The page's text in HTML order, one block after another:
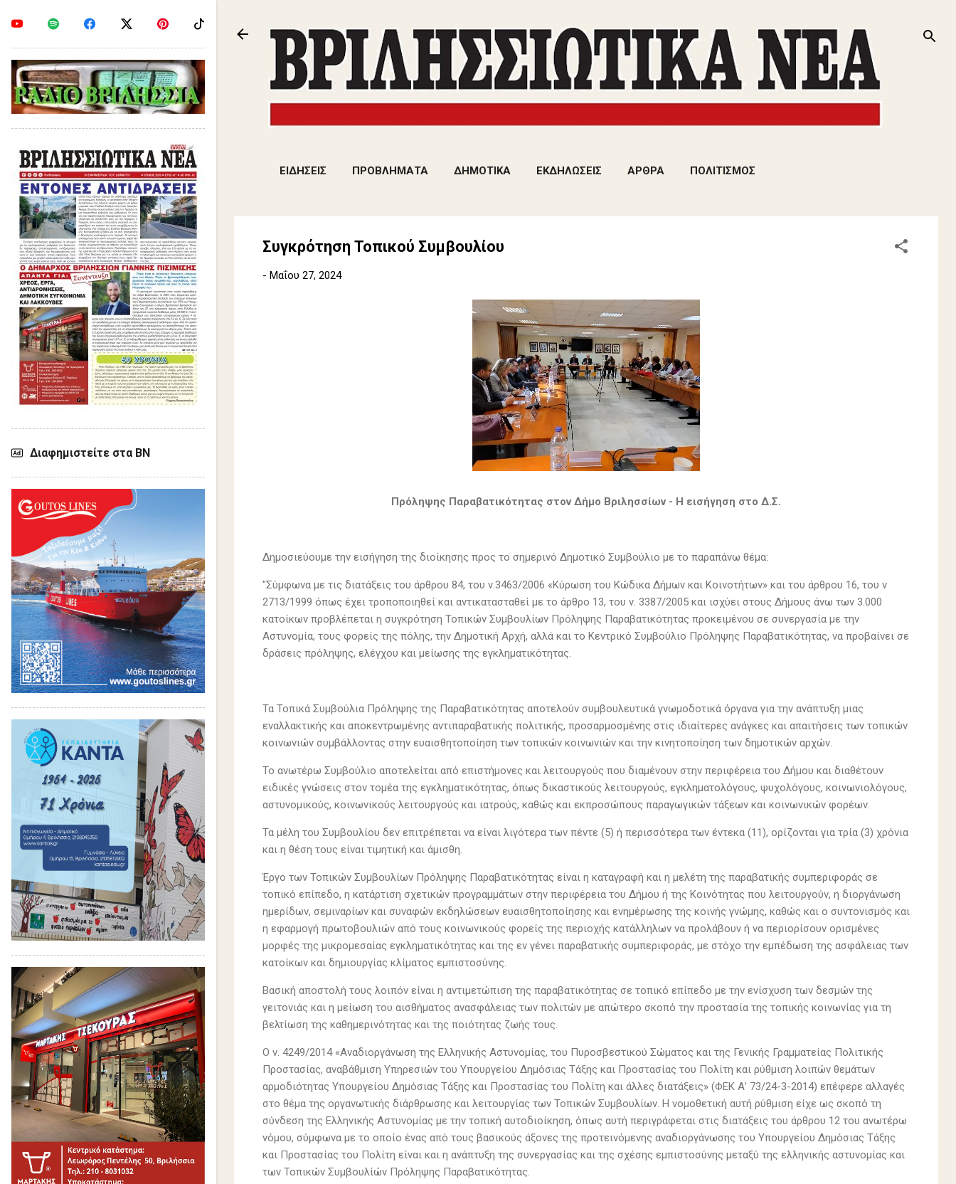
ΕΙΔΗΣΕΙΣ ΠΡΟΒΛΗΜΑΤΑ ΔΗΜΟΤΙΚΑ ΕΚΔΗΛΩΣΕΙΣ ΑΡΘΡΑ ΠΟΛΙΤΙΣΜΟΣ
Συγκρότηση Τοπικού Συμβουλίου
- Μαΐου 27, 2024
Πρόληψης Παραβατικότητας στον Δήμο Βριλησσίων - Η εισήγηση στο Δ.Σ.
Δημοσιεύουμε την εισήγηση της διοίκησης προς το σημερινό Δημοτικό Συμβούλιο με το παραπάνω θέμα:
"Σύμφωνα με τις διατάξεις του άρθρου 84, του ν.3463/2006 «Κύρωση του Κώδικα ∆ήμων και Κοινοτήτων» και του άρθρου 16, του ν
2713/1999 όπως έχει τροποποιηθεί και αντικατασταθεί με το άρθρο 13, του ν. 3387/2005 και ισχύει στους Δήμους άνω των 3.000
κατοίκων προβλέπεται η συγκρότηση Τοπικών Συμβουλίων Πρόληψης Παραβατικότητας προκειμένου σε συνεργασία με την
Αστυνομία, τους φορείς της πόλης, την ∆ημοτική Αρχή, αλλά και το Κεντρικό Συμβούλιο Πρόληψης Παραβατικότητας, να προβαίνει σε
δράσεις πρόληψης, ελέγχου και μείωσης της εγκληματικότητας.
Τα Τοπικά Συμβούλια Πρόληψης της Παραβατικότητας αποτελούν συμβουλευτικά γνωμοδοτικά όργανα για την ανάπτυξη μιας
εναλλακτικής και αποκεντρωμένης αντιπαραβατικής πολιτικής, προσαρμοσμένης στις ιδιαίτερες ανάγκες και απαιτήσεις των τοπικών
κοινωνιών συμβάλλοντας στην ευαισθητοποίηση των τοπικών κοινωνιών και την κινητοποίηση των δημοτικών αρχών.
Το ανωτέρω Συμβούλιο αποτελείται από επιστήμονες και λειτουργούς που διαμένουν στην περιφέρεια του Δήμου και διαθέτουν
ειδικές γνώσεις στον τομέα της εγκληματικότητας, όπως δικαστικούς λειτουργούς, εγκληματολόγους, ψυχολόγους, κοινωνιολόγους,
αστυνομικούς, κοινωνικούς λειτουργούς και ιατρούς, καθώς και εκπροσώπους παραγωγικών τάξεων και κοινωνικών φορέων.
Τα μέλη του Συμβουλίου δεν επιτρέπεται να είναι λιγότερα των πέντε (5) ή περισσότερα των έντεκα (11), ορίζονται για τρία (3) χρόνια
και η θέση τους είναι τιμητική και άμισθη.
Έργο των Τοπικών Συμβουλίων Πρόληψης Παραβατικότητας είναι η καταγραφή και η μελέτη της παραβατικής συμπεριφοράς σε
τοπικό επίπεδο, η κατάρτιση σχετικών προγραμμάτων στην περιφέρεια του Δήμου ή της Κοινότητας που λειτουργούν, η διοργάνωση
ημερίδων, σεμιναρίων και συναφών εκδηλώσεων ευαισθητοποίησης και ενημέρωσης της κοινής γνώμης, καθώς και ο συντονισμός και
η εφαρμογή πρωτοβουλιών από τους κοινωνικούς φορείς της περιοχής κατάλληλων να προλάβουν ή να περιορίσουν ορισμένες
μορφές της μικρομεσαίας εγκληματικότητας και της εν γένει παραβατικής συμπεριφοράς, με στόχο την εμπέδωση της ασφάλειας των
κατοίκων και δημιουργίας κλίματος εμπιστοσύνης.
Βασική αποστολή τους λοιπόν είναι η αντιμετώπιση της παραβατικότητας σε τοπικό επίπεδο με την ενίσχυση των δεσμών της
γειτονιάς και η μείωση του αισθήματος ανασφάλειας των πολιτών με απώτερο σκοπό την προστασία της τοπικής κοινωνίας για τη
βελτίωση της καθημερινότητας και της ποιότητας ζωής τους.
Ο ν. 4249/2014 «Αναδιοργάνωση της Ελληνικής Αστυνομίας, του Πυροσβεστικού Σώματος και της Γενικής Γραμματείας Πολιτικής
Προστασίας, αναβάθμιση Υπηρεσιών του Υπουργείου Δημόσιας Τάξης και Προστασίας του Πολίτη και ρύθμιση λοιπών θεμάτων
αρμοδιότητας Υπουργείου Δημόσιας Τάξης και Προστασίας του Πολίτη και άλλες διατάξεις» (ΦΕΚ Α’ 73/24-3-2014) επέφερε αλλαγές
στο θέμα της οργανωτικής διάρθρωσης και λειτουργίας των Τοπικών Συμβουλίων. Η νομοθετική αυτή ρύθμιση είχε ως σκοπό τη
σύνδεση της Ελληνικής Αστυνομίας με την τοπική αυτοδιοίκηση, όπως αυτή περιγράφεται στις διατάξεις του άρθρου 12 του ανωτέρω
νόμου, σύμφωνα με το οποίο ένας από τους βασικούς άξονες της προτεινόμενης αναδιοργάνωσης του Υπουργείου Δημόσιας Τάξης
και Προστασίας του Πολίτη είναι και η ανάπτυξη της συνεργασίας και της σχέσης εμπιστοσύνης μεταξύ της ελληνικής αστυνομίας και
των Τοπικών Συμβουλίών Πρόληψης Παραβατικότητας.
Διαφημιστείτε στα ΒΝ